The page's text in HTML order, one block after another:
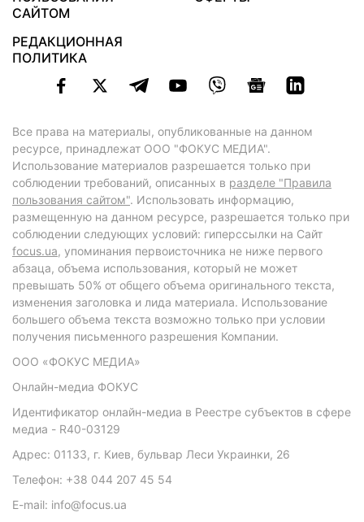
САЙТОМ
РЕДАКЦИОННАЯ
ПОЛИТИКА
Все права на материалы, опубликованные на данном
ресурсе, принадлежат ООО "ФОКУС МЕДИА".
Использование материалов разрешается только при
соблюдении требований, описанных в разделе "Правила
пользования сайтом". Использовать информацию,
размещенную на данном ресурсе, разрешается только при
соблюдении следующих условий: гиперссылки на Сайт
focus.ua, упоминания первоисточника не ниже первого
абзаца, объема использования, который не может
превышать 50% от общего объема оригинального текста,
изменения заголовка и лида материала. Использование
большего объема текста возможно только при условии
получения письменного разрешения Компании.
ООО «ФОКУС МЕДИА»
Онлайн-медиа ФОКУС
Идентификатор онлайн-медиа в Реестре субъектов в сфере
медиа - R40-03129
Адрес: 01133, г. Киев, бульвар Леси Украинки, 26
Телефон: +38 044 207 45 54
E-mail: info@focus.ua